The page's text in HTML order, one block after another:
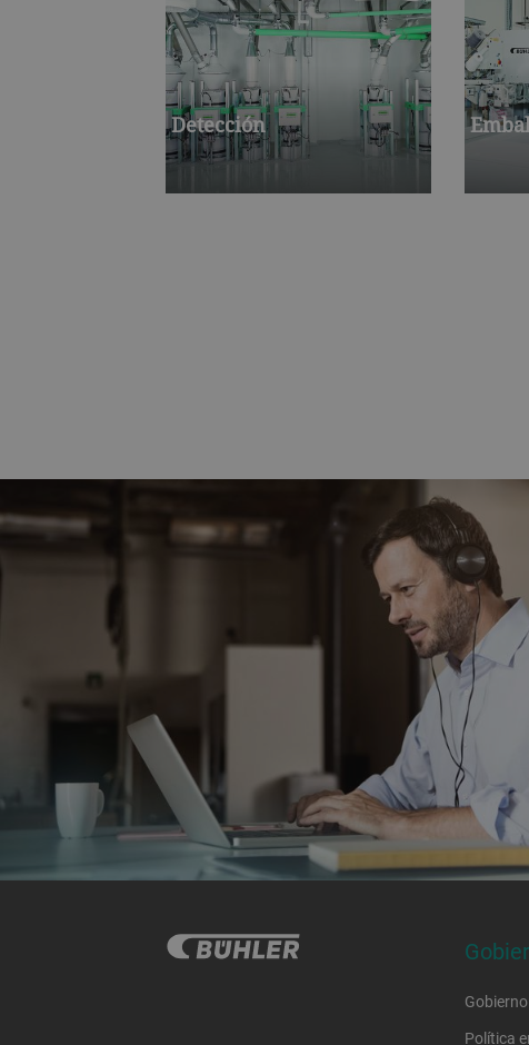
Detección
Política